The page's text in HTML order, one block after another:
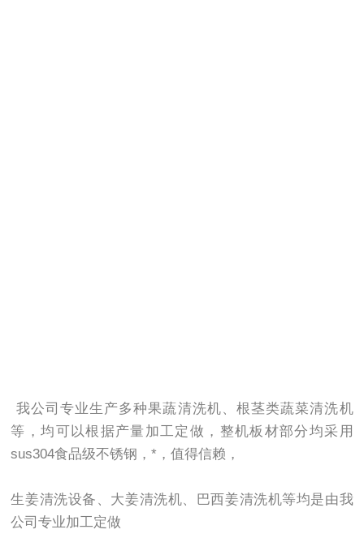
我公司专业生产多种果蔬清洗机、根茎类蔬菜清洗机
等，均可以根据产量加工定做，整机板材部分均采用
sus304食品级不锈钢，*，值得信赖，
生姜清洗设备、大姜清洗机、巴西姜清洗机等均是由我
公司专业加工定做